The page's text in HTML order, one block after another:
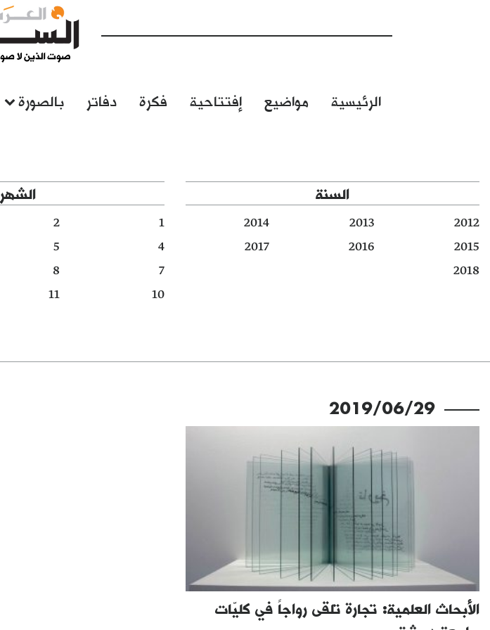
الرئيسية مواضيع إفتتاحية فكرة دفاتر بالصورة
السنة
2012
2013
2014
2015
2016
2017
2018
الشهر
1
2
4
5
7
8
10
11
2019/06/29
الأبحاث العلمية: تجارة تلقى رواجاً في كليّات